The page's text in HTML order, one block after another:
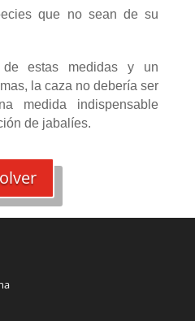
que no sean de su
de estas medidas y un
la caza no debería ser
medida indispensable
de jabalíes.